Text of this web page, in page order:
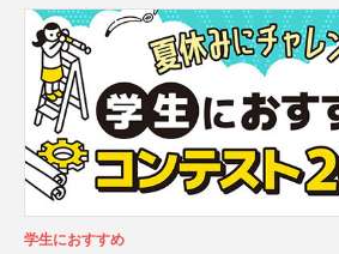
学生におすすめ